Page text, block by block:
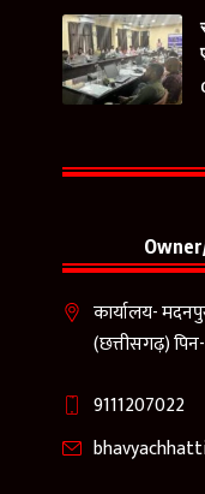
Owner/
कार्यालय-
(छत्तीसगढ़)
9111207022